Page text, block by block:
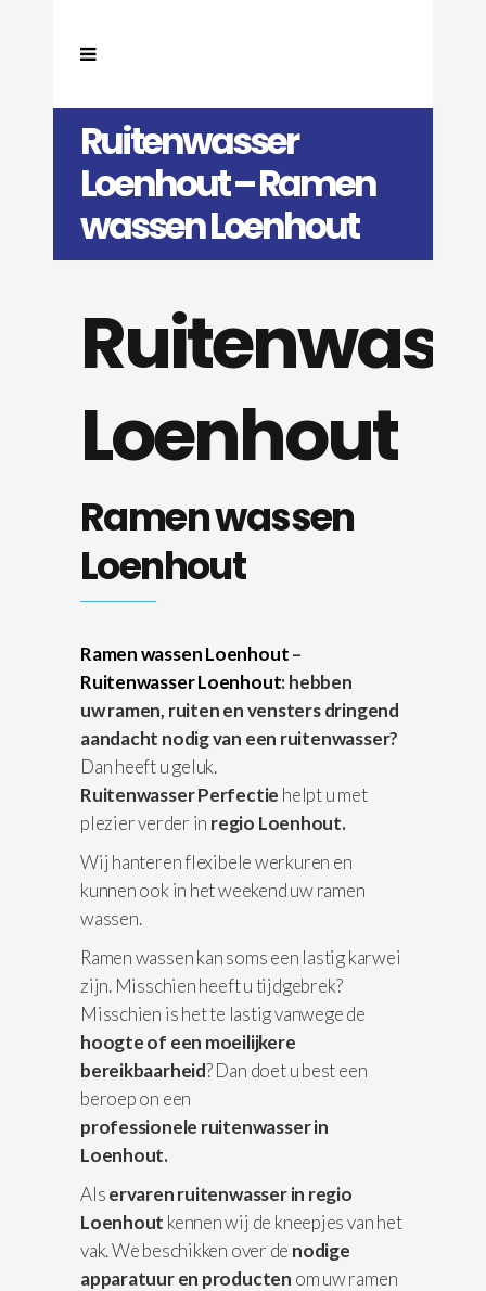
Ruitenwasser
Loenhout – Ramen
wassen Loenhout
Loenhout
Ramen wassen
Loenhout
Ramen wassen Loenhout–
Ruitenwasser Loenhout: hebben
uw ramen, ruiten en vensters dringend
aandacht nodig van een ruitenwasser?
Dan heeft u geluk.
Ruitenwasser Perfectie helpt u met
plezier verder in regio Loenhout.
Wij hanteren flexibele werkuren en
kunnen ook in het weekend uw ramen
wassen.
Ramen wassen kan soms een lastig karwei
zijn. Misschien heeft u tijdgebrek?
Misschien is het te lastig vanwege de
hoogte of een moeilijkere
bereikbaarheid? Dan doet u best een
beroep on een
professionele ruitenwasser in
Loenhout.
Alservaren ruitenwasser in regio
Loenhout kennen wij de kneepjes van het
vak. We beschikken over de nodige
apparatuuren producten om uw ramen